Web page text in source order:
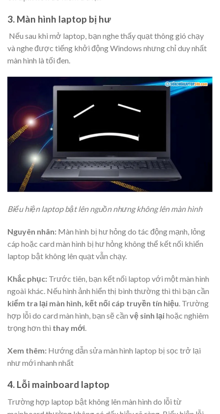
3. Màn hình laptop bị hư
Nếu sau khi mở laptop, bạn nghe thấy quạt thông gió chạy
và nghe được tiếng khởi động Windows nhưng chỉ duy nhất
màn hình là tối đen.
Biểu hiện laptop bật lên nguồn nhưng không lên màn hình
Nguyên nhân: Màn hình bị hư hỏng do tác động mạnh, lỏng
cáp hoặc card màn hình bị hư hỏng không thể kết nối khiến
laptop bật không lên quạt vẫn chạy.
Khắc phục: Trước tiên, bạn kết nối laptop với một màn hình
ngoài khác. Nếu hình ảnh hiển thị bình thường thì thì bạn cần
kiểm tra lại màn hình, kết nối cáp truyền tín hiệu . Trường
hợp lỗi do card màn hình, bạn sẽ cần vệ sinh lạihoặc nghiêm
trọng hơn thì thay mới
Xem thêm: Hướng dẫn sửa màn hình laptop bị sọc trở lại
như mới nhanh nhất
4. Lỗi mainboard laptop
Trường hợp laptop bật không lên màn hình do lỗi từ